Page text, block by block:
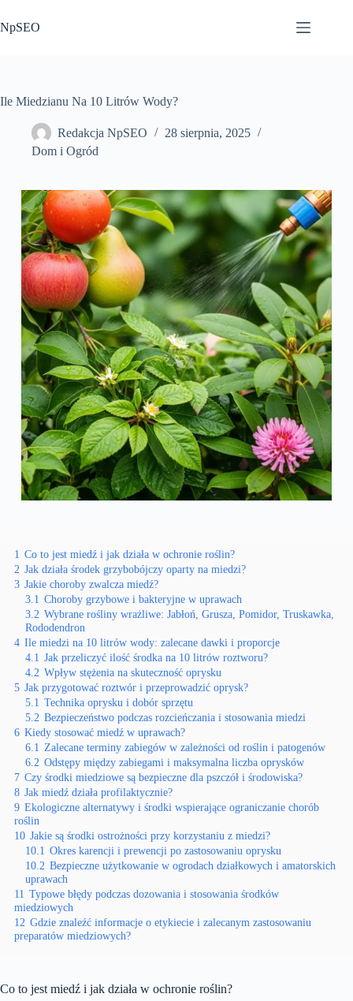
do
treści
NpSEO
Ile Miedzianu Na 10 Litrów Wody?
Redakcja NpSEO
28 sierpnia, 2025
Dom i Ogród
1 Co to jest miedź i jak działa w ochronie roślin?
2 Jak działa środek grzybobójczy oparty na miedzi?
3 Jakie choroby zwalcza miedź?
3.1 Choroby grzybowe i bakteryjne w uprawach
3.2 Wybrane rośliny wrażliwe: Jabłoń, Grusza, Pomidor, Truskawka,
Rododendron
4 Ile miedzi na 10 litrów wody: zalecane dawki i proporcje
4.1 Jak przeliczyć ilość środka na 10 litrów roztworu?
4.2 Wpływ stężenia na skuteczność oprysku
5 Jak przygotować roztwór i przeprowadzić oprysk?
5.1 Technika oprysku i dobór sprzętu
5.2 Bezpieczeństwo podczas rozcieńczania i stosowania miedzi
6 Kiedy stosować miedź w uprawach?
6.1 Zalecane terminy zabiegów w zależności od roślin i patogenów
6.2 Odstępy między zabiegami i maksymalna liczba oprysków
7 Czy środki miedziowe są bezpieczne dla pszczół i środowiska?
8 Jak miedź działa profilaktycznie?
9 Ekologiczne alternatywy i środki wspierające ograniczanie chorób
roślin
10 Jakie są środki ostrożności przy korzystaniu z miedzi?
10.1 Okres karencji i prewencji po zastosowaniu oprysku
10.2 Bezpieczne użytkowanie w ogrodach działkowych i amatorskich
uprawach
11 Typowe błędy podczas dozowania i stosowania środków
miedziowych
12 Gdzie znaleźć informacje o etykiecie i zalecanym zastosowaniu
preparatów miedziowych?
Co to jest miedź i jak działa w ochronie roślin?